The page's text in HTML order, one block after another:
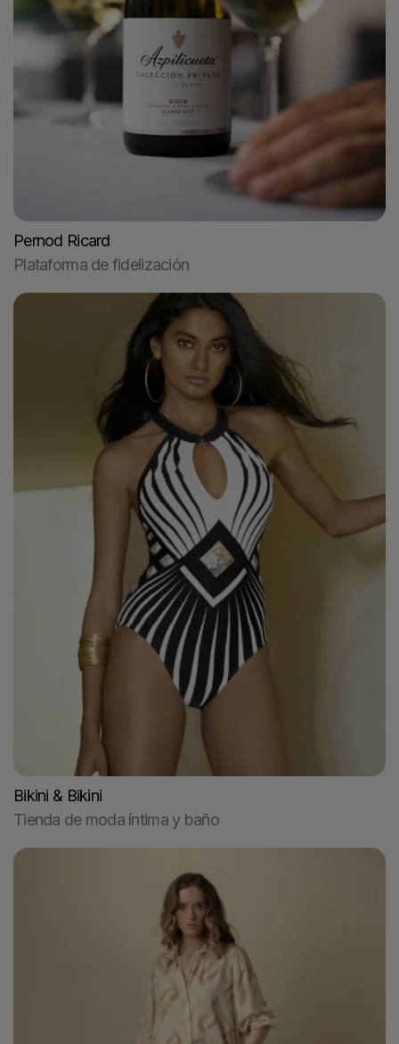
Pernod Ricard
Plataforma de fidelización
Bikini & Bikini
Tienda de moda íntima y baño